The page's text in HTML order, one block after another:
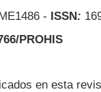
- ISSN:
PROHIS
en esta